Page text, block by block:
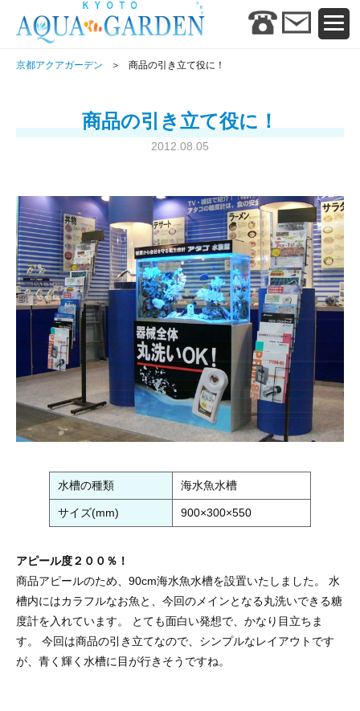
京都アクアガーデン 商品の引き立て役に！
商品の引き立て役に！
2012.08.05
水槽の種類 海水魚水槽
サイズ(mm) 900×300×550
アピール度２００％ ！
商品アピールのため、90cm海水魚水槽を設置いたしました。 水
槽内にはカラフルなお魚と、今回のメインとなる丸洗いできる糖
度計を入れています。 とても面白い発想で、かなり目立ちま
す。 今回は商品の引き立てなので、シンプルなレイアウトです
が、青く輝く水槽に目が行きそうですね。